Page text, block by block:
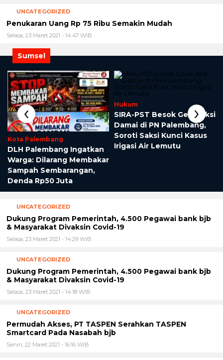
UNCATEGORIZED
Penukaran Uang Rp 75 Ribu Semakin Mudah
Selasa, 23 Maret 2021 - 14:47 WIB
Sumsel
Kota Palembang
DLH Palembang Ingatkan
Warga: Dilarang Membakar
Sampah Sembarangan,
Denda Rp50 Juta
Hukum
SIRA-PST Besok Gelar Aksi
Damai di PN Palembang,
Soroti Saksi Kunci Kasus
Irigasi Air Lemutu
‹ ›
UNCATEGORIZED
Dukung Program Pemerintah, 4.500 Pegawai bank bjb
& Masyarakat Divaksin Covid-19
Selasa, 23 Maret 2021 - 14:29 WIB
UNCATEGORIZED
Dukung Program Pemerintah, 4.500 Pegawai bank bjb
& Masyarakat Divaksin Covid-19
Selasa, 23 Maret 2021 - 14:18 WIB
UNCATEGORIZED
Permudah Akses, PT TASPEN Serahkan TASPEN
Smartcard Pada Nasabah bjb
Senin, 22 Maret 2021 - 16:16 WIB